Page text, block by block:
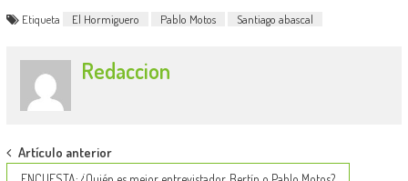
Etiqueta El Hormiguero Pablo Motos Santiago abascal
Redaccion
Post
Artículo anterior